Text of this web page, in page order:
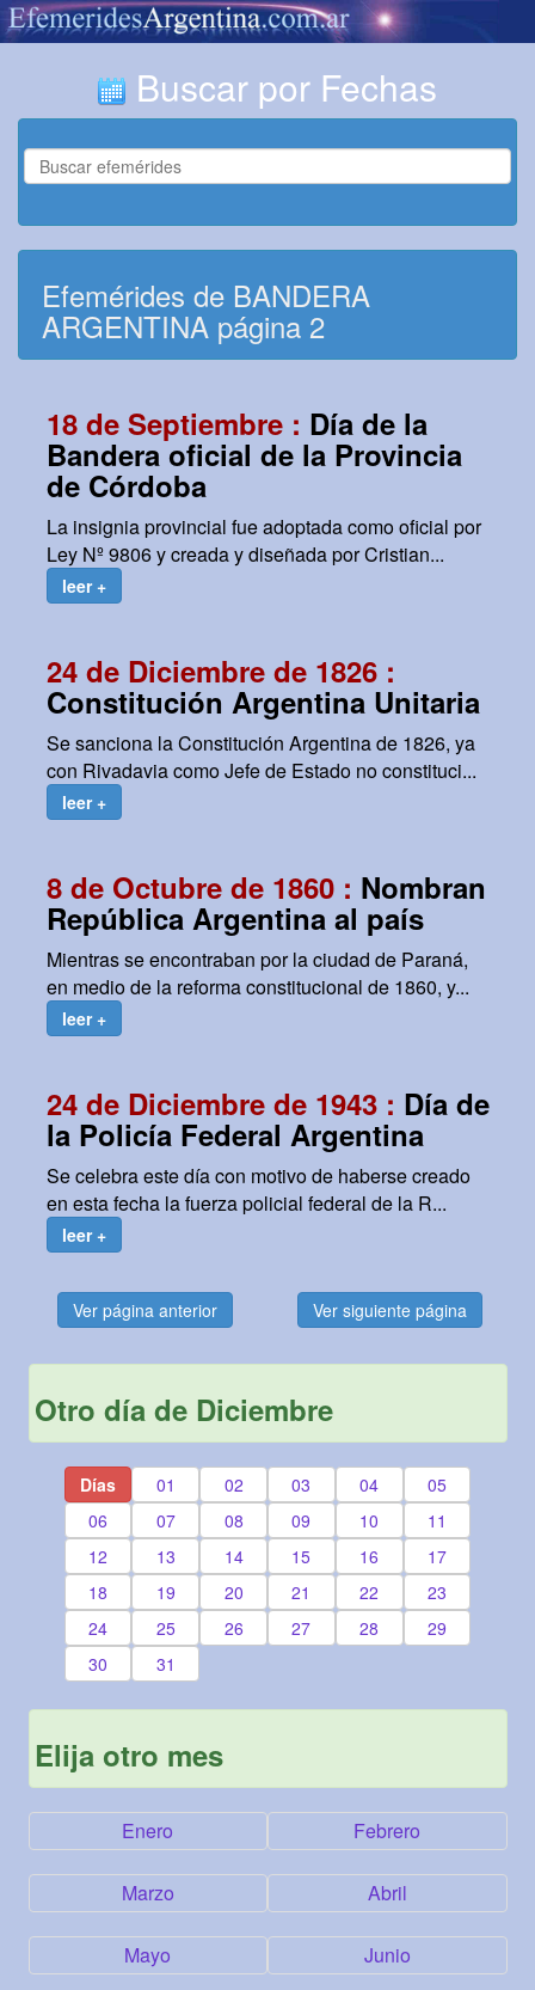
Buscar por Fechas
Efemérides de BANDERA
ARGENTINA página 2
18 de Septiembre : Día de la
Bandera oficial de la Provincia
de Córdoba
La insignia provincial fue adoptada como oficial por
Ley Nº 9806 y creada y diseñada por Cristian...
leer +
24 de Diciembre de 1826 :
Constitución Argentina Unitaria
Se sanciona la Constitución Argentina de 1826, ya
con Rivadavia como Jefe de Estado no constituci...
leer +
8 de Octubre de 1860 : Nombran
República Argentina al país
Mientras se encontraban por la ciudad de Paraná,
en medio de la reforma constitucional de 1860, y...
leer +
24 de Diciembre de 1943 : Día de
la Policía Federal Argentina
Se celebra este día con motivo de haberse creado
en esta fecha la fuerza policial federal de la R...
leer +
Ver página anterior Ver siguiente página
Otro día de Diciembre
Días 01 02 03 04
05
06
07 08 09 10
11
12
13 14 15 16
17
18
19 20 21 22
23
24
25 26 27 28
29
30
31
Elija otro mes
Enero Febrero
Marzo Abril
Mayo Junio